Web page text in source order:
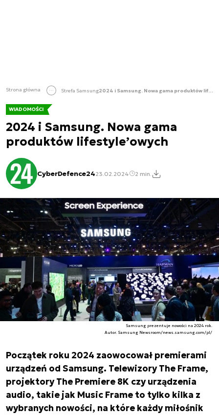
Strona główna Strefa Samsung 2024 i Samsung. Nowa gama produktów lifestyle’owych
WIADOMOŚCI
2024 i Samsung. Nowa gama
produktów lifestyle’owych
CyberDefence2423.02.2024 2 min.
Samsung prezentuje nowości na 2024 rok.
Autor. Samsung Newsroom/news.samsung.com/pl/
Początek roku 2024 zaowocował premierami
urządzeń od Samsung. Telewizory The Frame,
projektory The Premiere 8K czy urządzenia
audio, takie jak Music Frame to tylko kilka z
wybranych nowości, na które każdy miłośnik